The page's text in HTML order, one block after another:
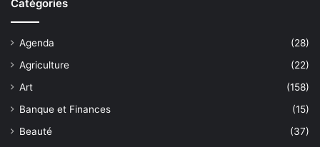
Catégories
Agenda
(28)
Agriculture
(22)
Art
(158)
Banque et Finances
(15)
Beauté
(37)